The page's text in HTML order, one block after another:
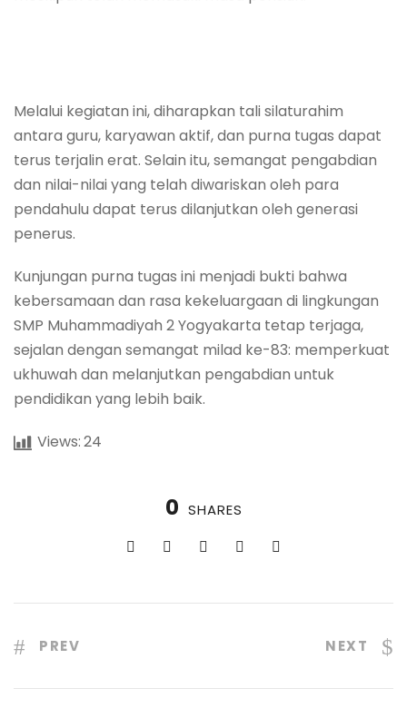
Melalui kegiatan ini, diharapkan tali silaturahim
antara guru, karyawan aktif, dan purna tugas dapat
terus terjalin erat. Selain itu, semangat pengabdian
dan nilai-nilai yang telah diwariskan oleh para
pendahulu dapat terus dilanjutkan oleh generasi
penerus.
Kunjungan purna tugas ini menjadi bukti bahwa
kebersamaan dan rasa kekeluargaan di lingkungan
SMP Muhammadiyah 2 Yogyakarta tetap terjaga,
sejalan dengan semangat milad ke-83: memperkuat
ukhuwah dan melanjutkan pengabdian untuk
pendidikan yang lebih baik.
Views:24
0 SHARES
PREV NEXT